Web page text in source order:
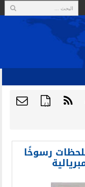
{ }
رسوخًا